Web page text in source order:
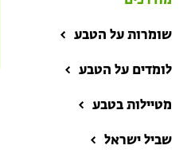
שומרות על הטבע
לומדים על הטבע
מטיילות בטבע
הזמינו פעילויות וטיולים
שביל ישראל